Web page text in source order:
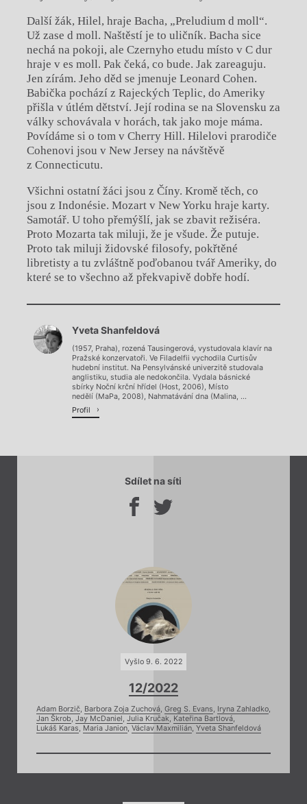
Další žák, Hilel, hraje Bacha, „Preludium d moll“.
Už zase d moll. Naštěstí je to uličník. Bacha sice
nechá na pokoji, ale Czernyho etudu místo v C dur
hraje v es moll. Pak čeká, co bude. Jak zareaguju.
Jen zírám. Jeho děd se jmenuje Leonard Cohen.
Babička pochází z Rajeckých Teplic, do Ameriky
přišla v útlém dětství. Její rodina se na Slovensku za
války schovávala v horách, tak jako moje máma.
Povídáme si o tom v Cherry Hill. Hilelovi prarodiče
Cohenovi jsou v New Jersey na návštěvě
z Connecticutu.
Všichni ostatní žáci jsou z Číny. Kromě těch, co
jsou z Indonésie. Mozart v New Yorku hraje karty.
Samotář. U toho přemýšlí, jak se zbavit režiséra.
Proto Mozarta tak miluji, že je všude. Že putuje.
Proto tak miluji židovské filosofy, pokřtěné
libretisty a tu zvláštně poďobanou tvář Ameriky, do
které se to všechno až překvapivě dobře hodí.
Chviličku.
Načítá se.
Yveta Shanfeldová
(1957, Praha), rozená Tausingerová, vystudovala klavír na
Pražské konzervatoři. Ve Filadelfii vychodila Curtisův
hudební institut. Na Pensylvánské univerzitě studovala
anglistiku, studia ale nedokončila. Vydala básnické
sbírky Noční krční hřídel (Host, 2006), Místo
nedělí (MaPa, 2008), Nahmatávání dna (Malina, ...
Profil
Sdílet na síti
Vyšlo 9. 6. 2022
12/2022
Adam Borzič, Barbora Zoja Zuchová, Greg S. Evans, Iryna Zahladko,
Jan Škrob, Jay McDaniel , Julia Kručak, Kateřina Bartlová,
Lukáš Karas, Maria Janion, Václav Maxmilián, Yveta Shanfeldová